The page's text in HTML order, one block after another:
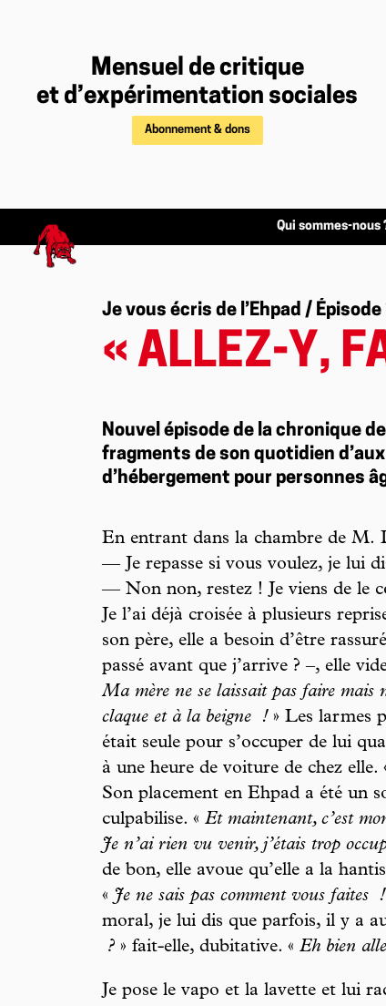
Mensuel de critique
et d’expérimentation sociales
Abonnement & dons
Qui sommes-nous
Je vous écris de l’Ehpad / Épisode
« ALLEZ-Y,
Nouvel épisode de la chronique
fragments de son quotidien
d’hébergement pour personnes
En entrant dans la chambre de M.
— Je repasse si vous voulez, je lui
— Non non, restez ! Je viens de le
Je l’ai déjà croisée à plusieurs
son père, elle a besoin d’être
passé avant que j’arrive ? –, elle
Ma mère ne se laissait pas faire mais
claque et à la beigne
! » Les larmes
était seule pour s’occuper de lui
à une heure de voiture de chez elle.
Son placement en Ehpad a été un
culpabilise. « Et maintenant, c’est
Je n’ai rien vu venir, j’étais trop
de bon, elle avoue qu’elle a la
«Je ne sais pas comment vous faites !
moral, je lui dis que parfois, il y a
? » fait-elle, dubitative. « Eh bien
Je pose le vapo et la lavette et lui